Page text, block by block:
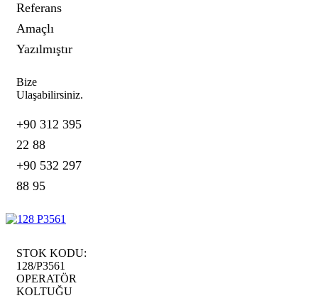
Referans
Amaçlı
Yazılmıştır
Bize
Ulaşabilirsiniz.
+90 312 395
22 88
+90 532 297
88 95
STOK KODU:
128/P3561
OPERATÖR
KOLTUĞU